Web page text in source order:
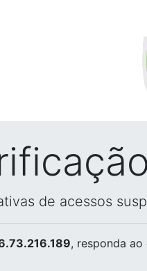
de acessos
, responda